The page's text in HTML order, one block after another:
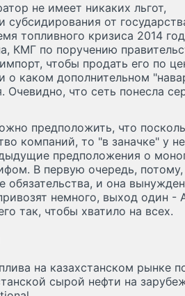
не имеет никаких льгот,
от
топливного кризиса 2014
КМГ по поручению
чтобы продать его по
о каком дополнительном
Очевидно, что сеть понесла
предположить, что
компаний, то "в заначке" у
предположения о
В первую очередь, потому,
и она
немного, выход один -
так, чтобы хватило на всех.
на казахстанском рынке
сырой нефти на